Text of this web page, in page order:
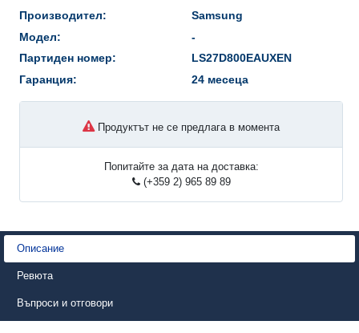
Производител:
Samsung
Модел:
-
Партиден номер:
LS27D800EAUXEN
Гаранция:
24 месеца
Продуктът не се предлага в момента
Попитайте за дата на доставка:
(+359 2) 965 89 89
Описание
Ревюта
Въпроси и отговори